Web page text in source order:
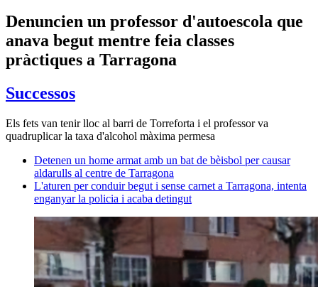
Denuncien un professor d'autoescola que
anava begut mentre feia classes
pràctiques a Tarragona
Successos
Els fets van tenir lloc al barri de Torreforta i el professor va
quadruplicar la taxa d'alcohol màxima permesa
Detenen un home armat amb un bat de bèisbol per causar
aldarulls al centre de Tarragona
L'aturen per conduir begut i sense carnet a Tarragona, intenta
enganyar la policia i acaba detingut